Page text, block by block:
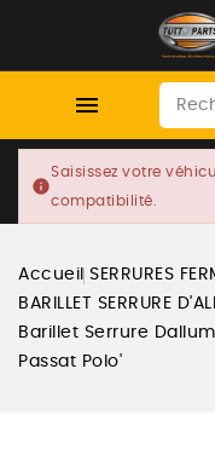

info
Saisissez votre
compatibilité.
Accueil SERRURES
BARILLET SERRURE
Barillet Serrure
Passat Polo'